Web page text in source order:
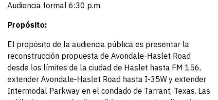
Audiencia formal 6:30 p.m.
Propósito:
El propósito de la audiencia pública es presentar la
reconstrucción propuesta de Avondale-Haslet Road
desde los límites de la ciudad de Haslet hasta FM 156,
extender Avondale-Haslet Road hasta I-35W y extender
Intermodal Parkway en el condado de Tarrant, Texas. Las